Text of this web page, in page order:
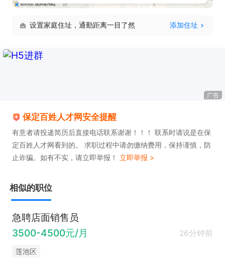
设置家庭住址，通勤距离一目了然 添加住址
广告
保定百姓人才网安全提醒
有意者请投递简历后直接电话联系谢谢！！！ 联系时请说是在保
定百姓人才网看到的。 求职过程中请勿缴纳费用，保持谨慎，防
止诈骗。如有不实，请立即举报！ 立即举报 >
相似的职位
急聘店面销售员
3500-4500元/月
26分钟前
莲池区